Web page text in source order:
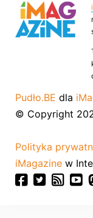
Pudło.BE dla
© Copyright
Polityka
iMagazine w